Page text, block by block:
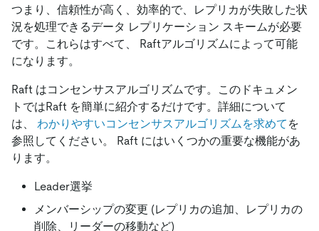
つまり、信頼性が高く、効率的で、レプリカが失敗した状
況を処理できるデータ レプリケーション スキームが必要
です。これらはすべて、 Raftアルゴリズムによって可能
になります。
Raft はコンセンサスアルゴリズムです。このドキュメン
トではRaft を簡単に紹介するだけです。詳細について
は、 わかりやすいコンセンサスアルゴリズムを求めて を
参照してください。 Raft にはいくつかの重要な機能があ
ります。
Leader選挙
メンバーシップの変更 (レプリカの追加、レプリカの
削除、リーダーの移動など)